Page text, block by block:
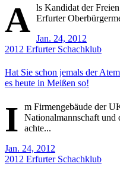
A ls Kandidat der
Erfurter
Jan. 24, 2012
2012 Erfurter Schachklub
Hat Sie schon jemals der
es heute in Meißen so!
I
m Firmengebäude der
Nationalmannschaft
achte...
Jan. 24, 2012
2012 Erfurter Schachklub